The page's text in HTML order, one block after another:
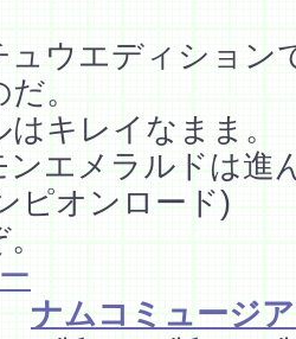
ュウエディション
。
キレイなまま。
ンエメラルドは進
ピオンロード)
ナムコミュージ